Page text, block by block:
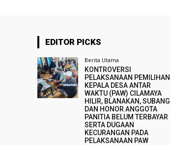
EDITOR PICKS
Berita Utama
KONTROVERSI
PELAKSANAAN PEMILIHAN
KEPALA DESA ANTAR
WAKTU (PAW) CILAMAYA
HILIR, BLANAKAN, SUBANG
DAN HONOR ANGGOTA
PANITIA BELUM TERBAYAR
SERTA DUGAAN
KECURANGAN PADA
PELAKSANAAN PAW